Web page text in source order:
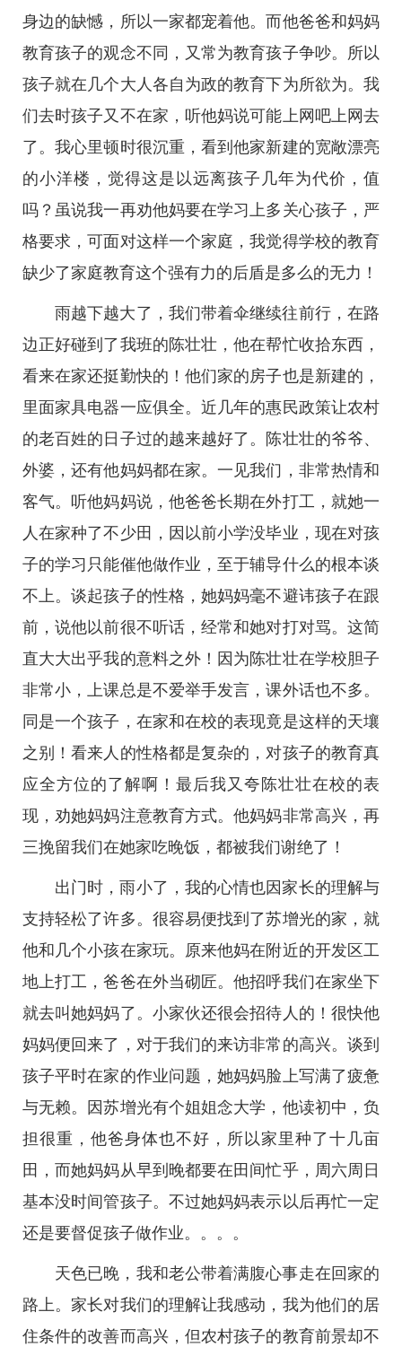
身边的缺憾，所以一家都宠着他。而他爸爸和妈妈
教育孩子的观念不同，又常为教育孩子争吵。所以
孩子就在几个大人各自为政的教育下为所欲为。我
们去时孩子又不在家，听他妈说可能上网吧上网去
了。我心里顿时很沉重，看到他家新建的宽敞漂亮
的小洋楼，觉得这是以远离孩子几年为代价，值
吗？虽说我一再劝他妈要在学习上多关心孩子，严
格要求，可面对这样一个家庭，我觉得学校的教育
缺少了家庭教育这个强有力的后盾是多么的无力！
雨越下越大了，我们带着伞继续往前行，在路
边正好碰到了我班的陈壮壮，他在帮忙收拾东西，
看来在家还挺勤快的！他们家的房子也是新建的，
里面家具电器一应俱全。近几年的惠民政策让农村
的老百姓的日子过的越来越好了。陈壮壮的爷爷、
外婆，还有他妈妈都在家。一见我们，非常热情和
客气。听他妈妈说，他爸爸长期在外打工，就她一
人在家种了不少田，因以前小学没毕业，现在对孩
子的学习只能催他做作业，至于辅导什么的根本谈
不上。谈起孩子的性格，她妈妈毫不避讳孩子在跟
前，说他以前很不听话，经常和她对打对骂。这简
直大大出乎我的意料之外！因为陈壮壮在学校胆子
非常小，上课总是不爱举手发言，课外话也不多。
同是一个孩子，在家和在校的表现竟是这样的天壤
之别！看来人的性格都是复杂的，对孩子的教育真
应全方位的了解啊！最后我又夸陈壮壮在校的表
现，劝她妈妈注意教育方式。他妈妈非常高兴，再
三挽留我们在她家吃晚饭，都被我们谢绝了！
出门时，雨小了，我的心情也因家长的理解与
支持轻松了许多。很容易便找到了苏增光的家，就
他和几个小孩在家玩。原来他妈在附近的开发区工
地上打工，爸爸在外当砌匠。他招呼我们在家坐下
就去叫她妈妈了。小家伙还很会招待人的！很快他
妈妈便回来了，对于我们的来访非常的高兴。谈到
孩子平时在家的作业问题，她妈妈脸上写满了疲惫
与无赖。因苏增光有个姐姐念大学，他读初中，负
担很重，他爸身体也不好，所以家里种了十几亩
田，而她妈妈从早到晚都要在田间忙乎，周六周日
基本没时间管孩子。不过她妈妈表示以后再忙一定
还是要督促孩子做作业。。。。
天色已晚，我和老公带着满腹心事走在回家的
路上。家长对我们的理解让我感动，我为他们的居
住条件的改善而高兴，但农村孩子的教育前景却不